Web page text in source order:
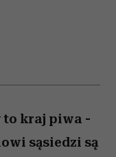
to kraj piwa -
sąsiedzi są